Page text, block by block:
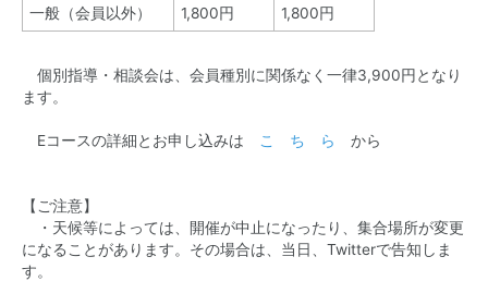
一般（会員以外） 1,800円 1,800円
個別指導・相談会は、会員種別に関係なく一律3,900円となり
ます。
Eコースの詳細とお申し込みは こ ち ら から
【ご注意】
・天候等によっては、開催が中止になったり、集合場所が変更
になることがあります。その場合は、当日、 Twitterで告知しま
す。